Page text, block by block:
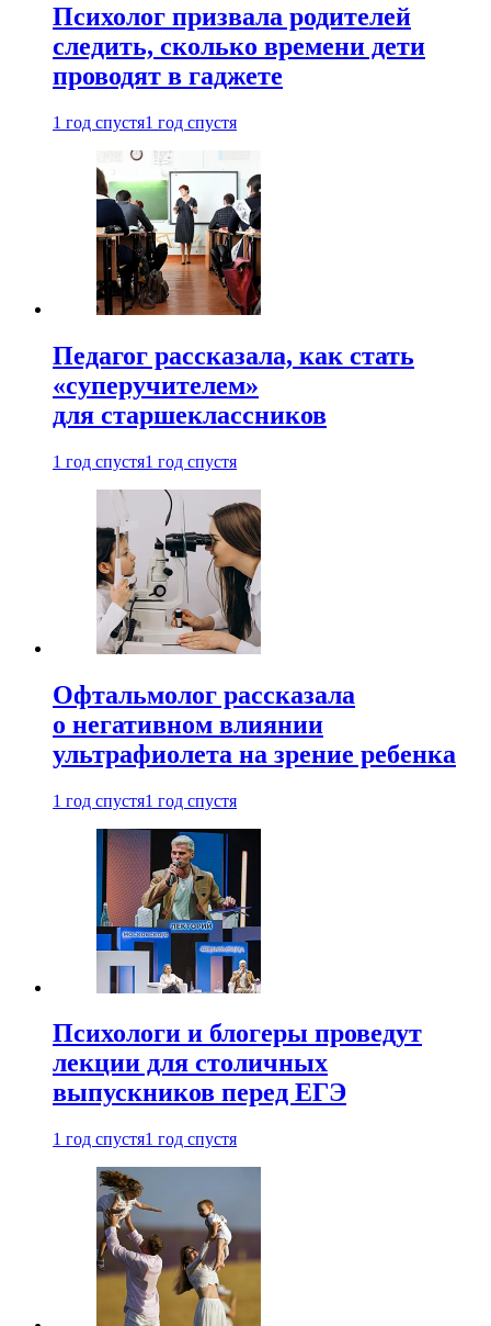
Психолог призвала родителей
следить, сколько времени дети
проводят в гаджете
1 год спустя1 год спустя
Педагог рассказала, как стать
«суперучителем»
для старшеклассников
1 год спустя1 год спустя
Офтальмолог рассказала
о негативном влиянии
ультрафиолета на зрение ребенка
1 год спустя1 год спустя
Психологи и блогеры проведут
лекции для столичных
выпускников перед ЕГЭ
1 год спустя1 год спустя